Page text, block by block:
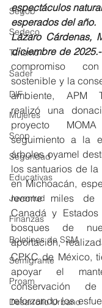
Segob
Sedeco
Turismo
Sader
DIF
Mujeres
Scop
Seguridad
Educativas
Juventud
Finanzas
Boletines de SSM
Semigrante
Proam
Desarrollo Urbano
espectáculos
esperados del año.
Lázaro Cárdenas,
diciembre de 2025.-
compromiso
sostenible y la
ambiente, APM
realizó una
proyecto
seguimiento a la
árboles oyamel
los santuarios de
en Michoacán,
recorre miles de
Canadá y
bosques de
aportación,
CPKC de México,
apoyar el
conservación
reforzando los